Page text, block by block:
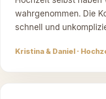
wahrgenommen. Die
schnell und
Kristina & Daniel ·